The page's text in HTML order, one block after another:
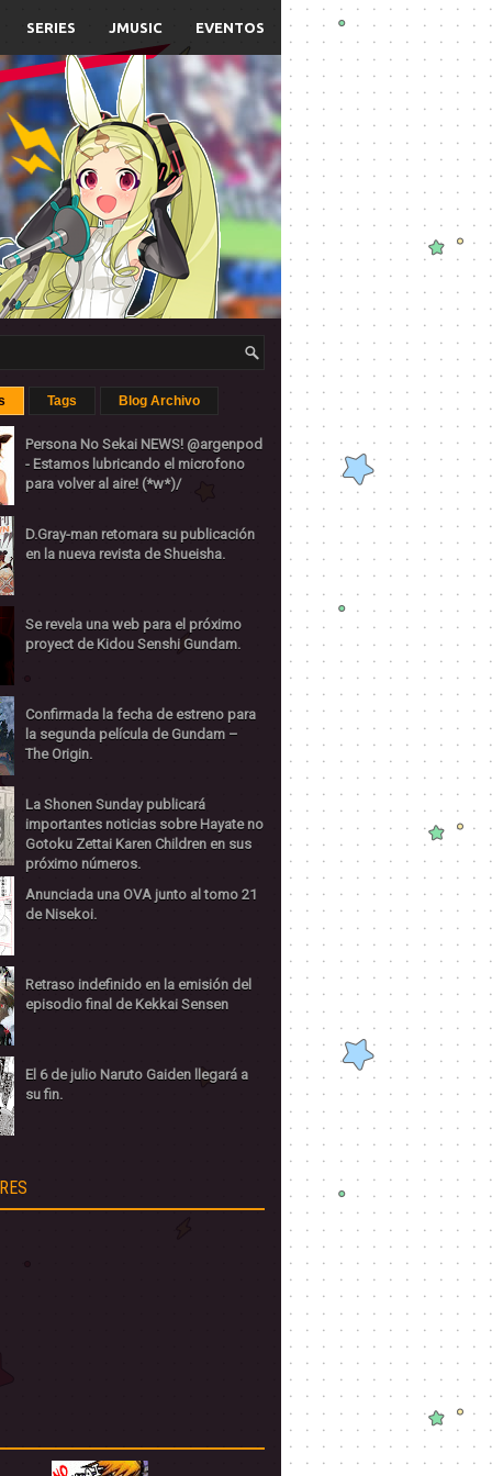
SERIES JMUSIC EVENTOS
Tags Blog Archivo
Persona No Sekai NEWS! @argenpod
- Estamos lubricando el microfono
para volver al aire! (*w*)/
D.Gray-man retomara su publicación
en la nueva revista de Shueisha.
Se revela una web para el próximo
proyect de Kidou Senshi Gundam.
Confirmada la fecha de estreno para
la segunda película de Gundam –
The Origin.
La Shonen Sunday publicará
importantes noticias sobre Hayate no
Gotoku Zettai Karen Children en sus
próximo números.
Anunciada una OVA junto al tomo 21
de Nisekoi.
Retraso indefinido en la emisión del
episodio final de Kekkai Sensen
El 6 de julio Naruto Gaiden llegará a
su fin.